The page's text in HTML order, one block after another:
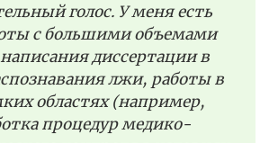
голос. У меня есть
с большими объемами
диссертации в
лжи, работы в
областях (например,
процедур медико-